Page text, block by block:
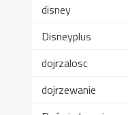
disney
Disneyplus
dojrzalosc
dojrzewanie